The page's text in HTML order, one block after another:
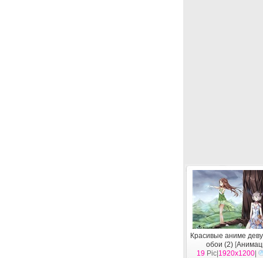
Красивые аниме
обои (2) [
19 Pic| 1920x1200